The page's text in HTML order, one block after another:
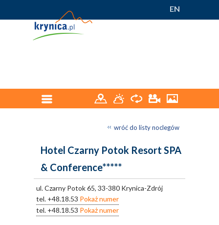
EN
wróć do listy noclegów
Hotel Czarny Potok Resort SPA
& Conference*****
ul. Czarny Potok 65, 33-380 Krynica-Zdrój
tel. +48.18.53 Pokaż numer
tel. +48.18.53 Pokaż numer